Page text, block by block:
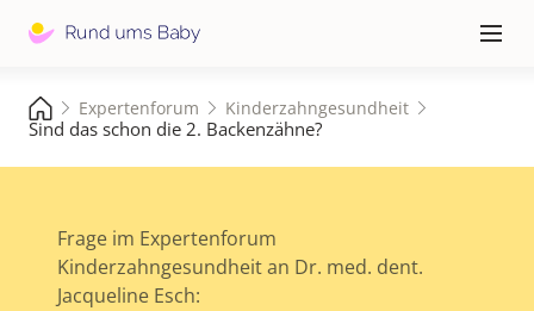
≡
Expertenforum Kinderzahngesundheit
Sind das schon die 2. Backenzähne?
Frage im Expertenforum
Kinderzahngesundheit an Dr. med. dent.
Jacqueline Esch: